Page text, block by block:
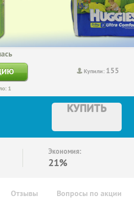
Купили: 155
1
КУПИТЬ
Экономия:
21%
Отзывы Вопросы по акции